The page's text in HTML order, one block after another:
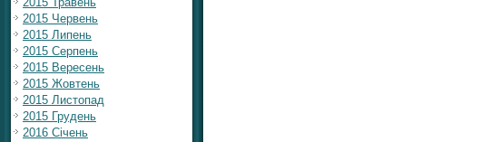
2015 Червень
2015 Липень
2015 Серпень
2015 Вересень
2015 Жовтень
2015 Листопад
2015 Грудень
2016 Січень